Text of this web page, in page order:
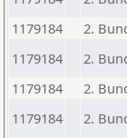
1179184
2.
1179184
2.
1179184
2.
1179184
2.